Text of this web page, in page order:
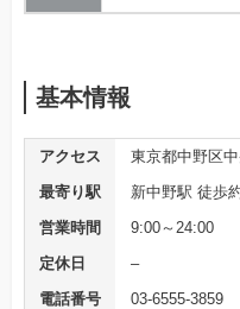
基本情報
アクセス
東京都中野区
最寄り駅
新中野駅 徒歩
営業時間
9:00～24:00
定休日
–
電話番号
03-6555-3859